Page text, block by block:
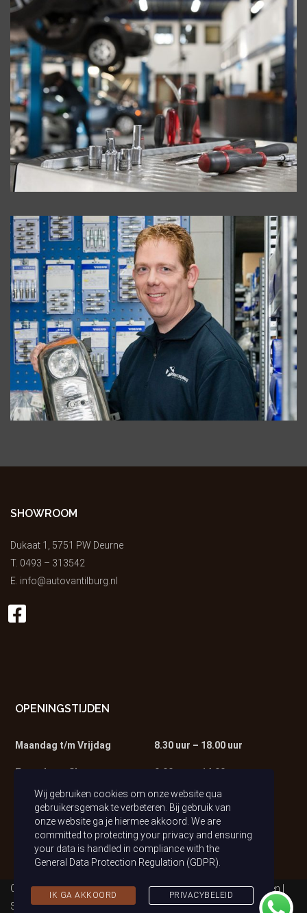
SHOWROOM
Dukaat 1, 5751 PW Deurne
T. 0493 – 313542
E. info@autovantilburg.nl
OPENINGSTIJDEN
Maandag t/m Vrijdag 8.30 uur – 18.00 uur
Zaterdag – Showroom 9.00 uur – 14.00 uur
Zaterdag – Werkplaats 9.00 uur – 13.00 uur
Copyright © 2021 Auto van Tilburg | Alle rechten voorbehouden |
Sitemap|Privacybeleid (AVG) | Realisatie & Onderhoud:2BeFresh
Wij gebruiken cookies om onze website qua
gebruikersgemak te verbeteren. Bij gebruik van
onze website ga je hiermee akkoord. We are
committed to protecting your privacy and ensuring
your data is handled in compliance with the
General Data Protection Regulation (GDPR)
IK GA AKKOORD PRIVACYBELEID